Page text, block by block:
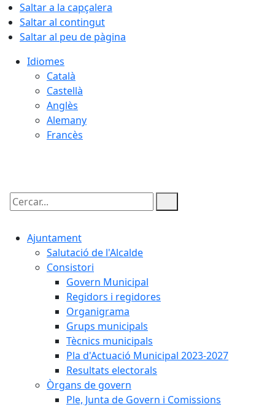
Saltar a la capçalera
Saltar al contingut
Saltar al peu de pàgina
Idiomes
Català
Castellà
Anglès
Alemany
Francès
Cercar:
Ajuntament
Salutació de l'Alcalde
Consistori
Govern Municipal
Regidors i regidores
Organigrama
Grups municipals
Tècnics municipals
Pla d'Actuació Municipal 2023-2027
Resultats electorals
Òrgans de govern
Ple, Junta de Govern i Comissions